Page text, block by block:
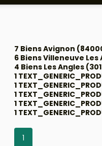
7 Biens Avignon
6 Biens Villeneuve
4 Biens Les Angles
1
1
1
1
1
1